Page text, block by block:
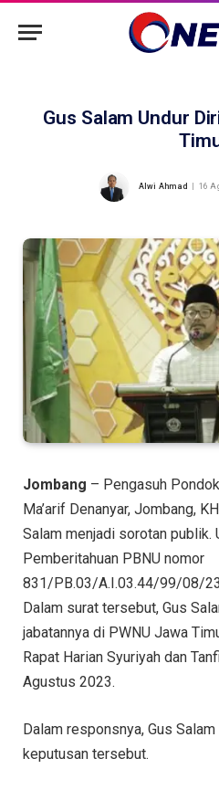
Gus Salam Undur
Alwi Ahmad 16
Jombang – Pengasuh
Ma’arif Denanyar, Jombang,
Salam menjadi sorotan publik.
Pemberitahuan PBNU nomor
831/PB.03/A.I.03.44/99/08/
Dalam surat tersebut, Gus
jabatannya di PWNU Jawa
Rapat Harian Syuriyah dan
Agustus 2023.
Dalam responsnya, Gus
keputusan tersebut.